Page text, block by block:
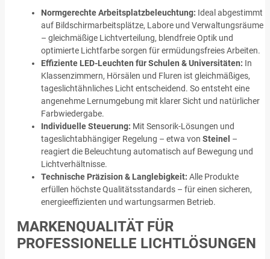
Normgerechte Arbeitsplatzbeleuchtung: Ideal abgestimmt
auf Bildschirmarbeitsplätze, Labore und Verwaltungsräume
– gleichmäßige Lichtverteilung, blendfreie Optik und
optimierte Lichtfarbe sorgen für ermüdungsfreies Arbeiten.
Effiziente LED-Leuchten für Schulen & Universitäten: In
Klassenzimmern, Hörsälen und Fluren ist gleichmäßiges,
tageslichtähnliches Licht entscheidend. So entsteht eine
angenehme Lernumgebung mit klarer Sicht und natürlicher
Farbwiedergabe.
Individuelle Steuerung: Mit Sensorik-Lösungen und
tageslichtabhängiger Regelung – etwa von Steinel –
reagiert die Beleuchtung automatisch auf Bewegung und
Lichtverhältnisse.
Technische Präzision & Langlebigkeit: Alle Produkte
erfüllen höchste Qualitätsstandards – für einen sicheren,
energieeffizienten und wartungsarmen Betrieb.
MARKENQUALITÄT FÜR
PROFESSIONELLE LICHTLÖSUNGEN